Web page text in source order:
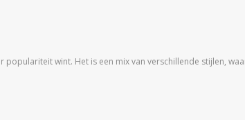
populariteit wint. Het is een mix van verschillende stijlen,